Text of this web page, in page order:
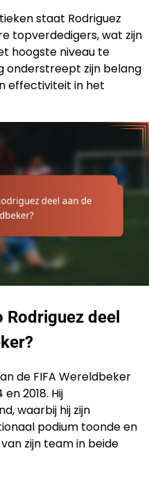
staat Rodriguez
topverdedigers, wat zijn
hoogste niveau te
onderstreept zijn belang
effectiviteit in het
Rodriguez deel
de FIFA Wereldbeker
2018. Hij
waarbij hij zijn
podium toonde en
zijn team in beide